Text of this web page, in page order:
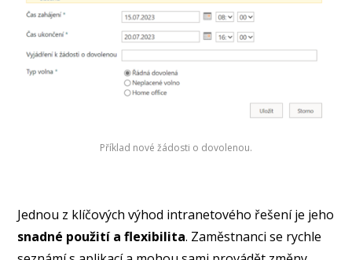
Příklad nové žádosti o dovolenou.
Jednou z klíčových výhod intranetového řešení je jeho
snadné použití a flexibilita. Zaměstnanci se rychle